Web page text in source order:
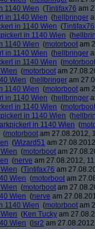
1140 Wien (Tintifax76 am
in 1140 Wien (hellbringer
in 1140 Wien (Tintifax76
in 1140 Wien (
1140 Wien (motorboot am
in 1140 Wien (hellbringer
in 1140 Wien (motorboot
(motorboot am
Wien (hellbringer am
1140 Wien (motorboot am
in 1140 Wien (hellbringer
in 1140 Wien (motorboot
in 1140 Wien (
in 1140 Wien (
(motorboot am 27.08.2012,
(Wizard51 am
(motorboot am
(nerve am 27.08.2012,
(Tintifax76 am
Wien (motorboot am
(motorboot am
Wien (nerve am
1140 Wien (motorboot am
(Ken Tucky am
Wien ( lsr2 am